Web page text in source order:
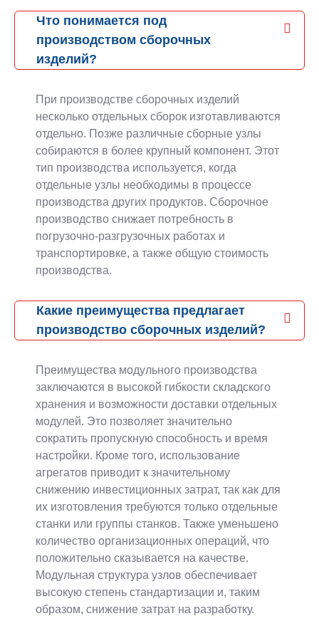
Что понимается под
производством сборочных
изделий?
При производстве сборочных изделий
несколько отдельных сборок изготавливаются
отдельно. Позже различные сборные узлы
собираются в более крупный компонент. Этот
тип производства используется, когда
отдельные узлы необходимы в процессе
производства других продуктов. Сборочное
производство снижает потребность в
погрузочно-разгрузочных работах и
транспортировке, а также общую стоимость
производства.
Какие преимущества предлагает
производство сборочных изделий?
Преимущества модульного производства
заключаются в высокой гибкости складского
хранения и возможности доставки отдельных
модулей. Это позволяет значительно
сократить пропускную способность и время
настройки. Кроме того, использование
агрегатов приводит к значительному
снижению инвестиционных затрат, так как для
их изготовления требуются только отдельные
станки или группы станков. Также уменьшено
количество организационных операций, что
положительно сказывается на качестве.
Модульная структура узлов обеспечивает
высокую степень стандартизации и, таким
образом, снижение затрат на разработку.